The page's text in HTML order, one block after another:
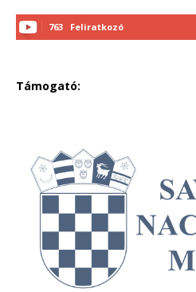
763 Feliratkozó
Támogató: